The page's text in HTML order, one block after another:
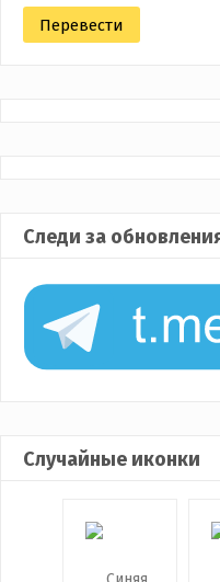
Следи за
Случайные иконки